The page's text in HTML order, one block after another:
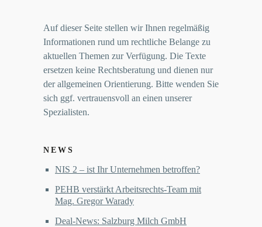
Auf dieser Seite stellen wir Ihnen regelmäßig
Informationen rund um rechtliche Belange zu
aktuellen Themen zur Verfügung. Die Texte
ersetzen keine Rechtsberatung und dienen nur
der allgemeinen Orientierung. Bitte wenden Sie
sich ggf. vertrauensvoll an einen unserer
Spezialisten.
NEWS
NIS 2 – ist Ihr Unternehmen betroffen?
PEHB verstärkt Arbeitsrechts-Team mit
Mag. Gregor Warady
Deal-News: Salzburg Milch GmbH